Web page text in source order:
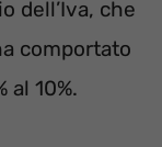
dell’Iva, che
comportato
al 10%.